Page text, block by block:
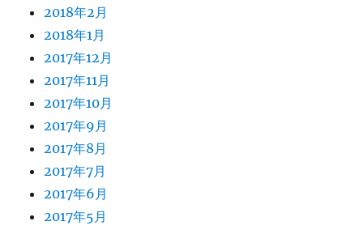
2018年2月
2018年1月
2017年12月
2017年11月
2017年10月
2017年9月
2017年8月
2017年7月
2017年6月
2017年5月